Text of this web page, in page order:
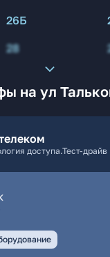
26Б
28
на ул
доступа.Тест-драйв